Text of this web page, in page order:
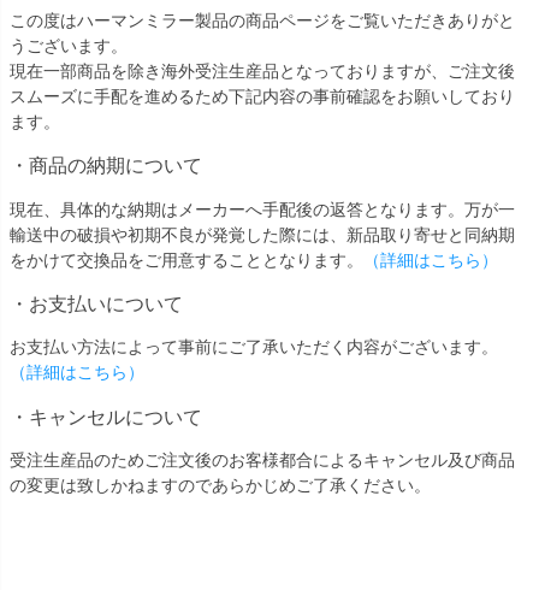
この度はハーマンミラー製品の商品ページをご覧いただきありがと
うございます。
現在一部商品を除き海外受注生産品となっておりますが、ご注文後
スムーズに手配を進めるため下記内容の事前確認をお願いしており
ます。
・商品の納期について
現在、具体的な納期はメーカーへ手配後の返答となります。万が一
輸送中の破損や初期不良が発覚した際には、新品取り寄せと同納期
をかけて交換品をご用意することとなります。
（詳細はこちら）
・お支払いについて
お支払い方法によって事前にご了承いただく内容がございます。
（詳細はこちら）
・キャンセルについて
受注生産品のためご注文後のお客様都合によるキャンセル及び商品
の変更は致しかねますのであらかじめご了承ください。